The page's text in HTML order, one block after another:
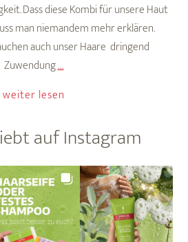
Dass diese Kombi für unsere Haut
man niemandem mehr erklären.
auch unser Haare dringend
Zuwendung…After
Pflege
die
weiter lesen
auf Instagram